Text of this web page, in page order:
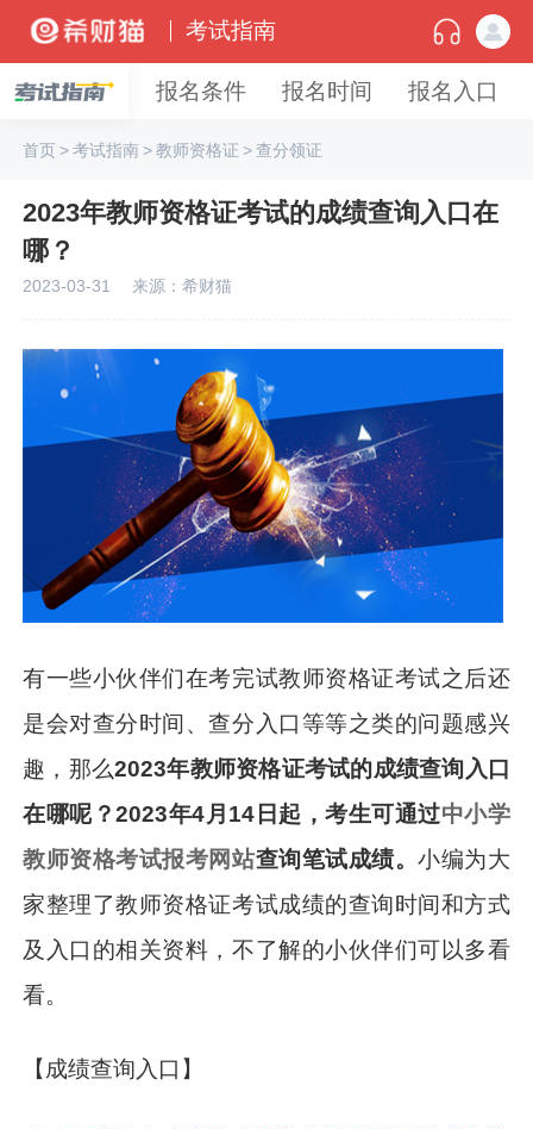
考试指南
报名条件 报名时间 报名入口
首页>考试指南>教师资格证 >查分领证
2023年教师资格证考试的成绩查询入口在
哪？
2023-03-31 来源：希财猫
有一些小伙伴们在考完试教师资格证考试之后还
是会对查分时间、查分入口等等之类的问题感兴
趣，那么2023年教师资格证考试的成绩查询入口
在哪呢？2023年4月14日起，考生可通过中小学
教师资格考试报考网站查询笔试成绩。小编为大
家整理了教师资格证考试成绩的查询时间和方式
及入口的相关资料，不了解的小伙伴们可以多看
看。
【成绩查询入口】